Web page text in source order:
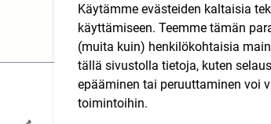
Käytämme evästeiden kaltaisia
käyttämiseen. Teemme tämän
(muita kuin) henkilökohtaisia
tällä sivustolla tietoja, kuten
epääminen tai peruuttaminen voi
toimintoihin.